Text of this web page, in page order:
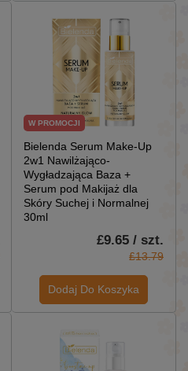
W PROMOCJI
Bielenda Serum Make-Up
2w1 Nawilżająco-
Wygładzająca Baza +
Serum pod Makijaż dla
Skóry Suchej i Normalnej
30ml
£9.65 / szt.
£13.79
Dodaj Do Koszyka